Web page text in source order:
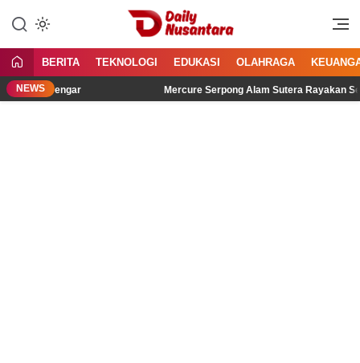
konten
Daily Nusantara
Menyajikan Fakta, Menginspirasi
BERITA TEKNOLOGI EDUKASI OLAHRAGA
NEWS
Didengar Mercure Serpong Alam Sutera Rayakan